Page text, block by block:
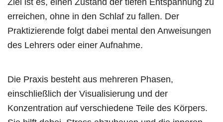
erreichen, ohne in den Schlaf zu fallen. Der
Praktizierende folgt dabei mental den Anweisungen
des Lehrers oder einer Aufnahme.
Die Praxis besteht aus mehreren Phasen,
einschließlich der Visualisierung und der
Konzentration auf verschiedene Teile des Körpers.